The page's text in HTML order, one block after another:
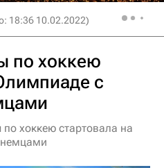
18:36 10.02.2022)
по хоккею
с
хоккею стартовала на